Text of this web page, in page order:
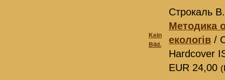
Kein
Bild.
Строкаль
Методика
екологів /
Hardcover
EUR 24,00